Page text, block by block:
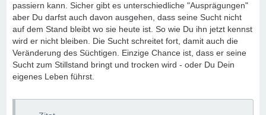
passiern kann. Sicher gibt es unterschiedliche "Ausprägungen"
aber Du darfst auch davon ausgehen, dass seine Sucht nicht
auf dem Stand bleibt wo sie heute ist. So wie Du ihn jetzt kennst
wird er nicht bleiben. Die Sucht schreitet fort, damit auch die
Veränderung des Süchtigen. Einzige Chance ist, dass er seine
Sucht zum Stillstand bringt und trocken wird - oder Du Dein
eigenes Leben führst.